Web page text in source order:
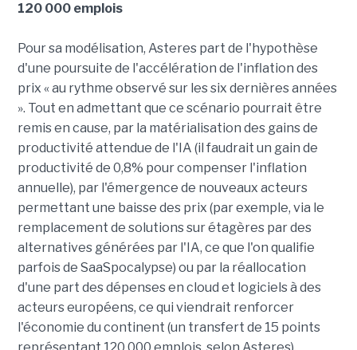
120 000 emplois
Pour sa modélisation, Asteres part de l'hypothèse
d'une poursuite de l'accélération de l'inflation des
prix « au rythme observé sur les six dernières années
». Tout en admettant que ce scénario pourrait être
remis en cause, par la matérialisation des gains de
productivité attendue de l'IA (il faudrait un gain de
productivité de 0,8% pour compenser l'inflation
annuelle), par l'émergence de nouveaux acteurs
permettant une baisse des prix (par exemple, via le
remplacement de solutions sur étagères par des
alternatives générées par l'IA, ce que l'on qualifie
parfois de SaaSpocalypse) ou par la réallocation
d'une part des dépenses en cloud et logiciels à des
acteurs européens, ce qui viendrait renforcer
l'économie du continent (un transfert de 15 points